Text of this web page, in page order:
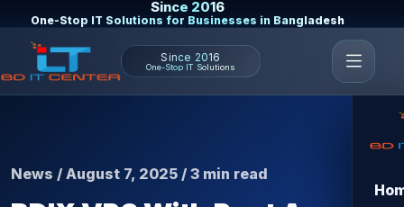
Since 2016
One-Stop IT Solutions for Businesses in Bangladesh
Since 2016
One-Stop IT Solutions
News / August 7, 2025 / 3 min read